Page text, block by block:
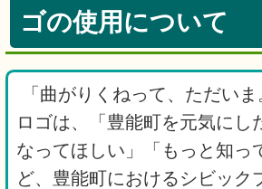
ゴの使用について
「曲がりくねって、ただい
ロゴは、「豊能町を元気にし
なってほしい」「もっと知っ
ど、豊能町におけるシビック